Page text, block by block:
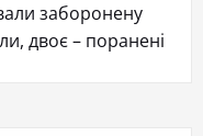
заборонену
двоє – поранені